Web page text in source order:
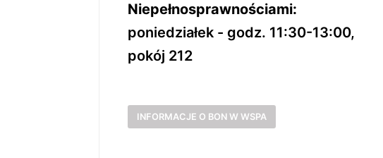
Niepełnosprawnościami:
poniedziałek - godz. 11:30-13:00,
pokój 212
INFORMACJE O BON W WSPA